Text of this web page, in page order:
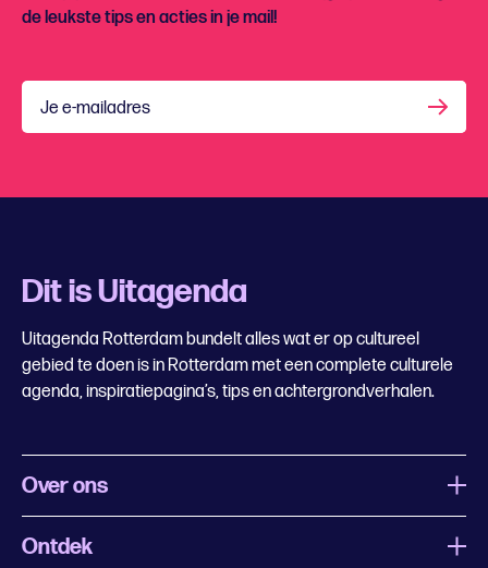
de leukste tips en acties in je mail!
Je e-mailadres
Dit is Uitagenda
Uitagenda Rotterdam bundelt alles wat er op cultureel
gebied te doen is in Rotterdam met een complete culturele
agenda, inspiratiepagina’s, tips en achtergrondverhalen.
Over ons
Wat is Uitagenda Rotterdam
Ontdek